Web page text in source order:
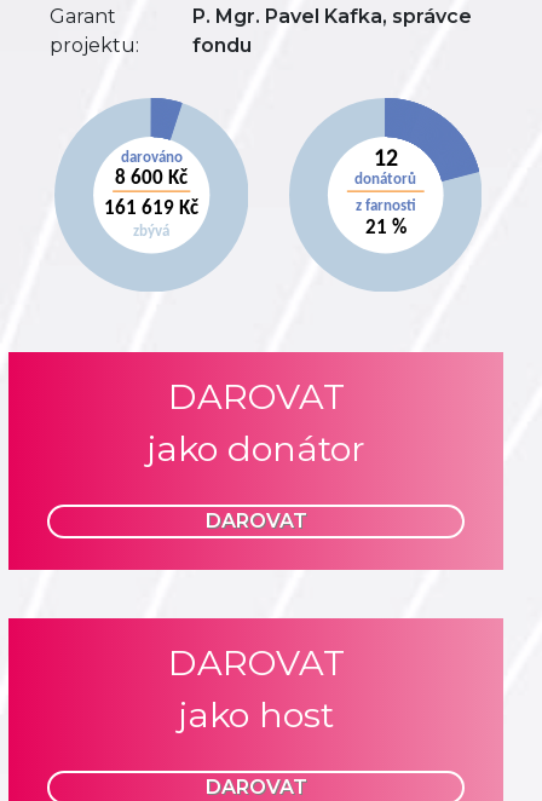
Garant
projektu:
P. Mgr. Pavel Kafka, správce
fondu
DAROVAT
jako donátor
DAROVAT
DAROVAT
jako host
DAROVAT